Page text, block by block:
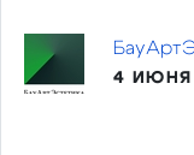
4 ИЮНЯ